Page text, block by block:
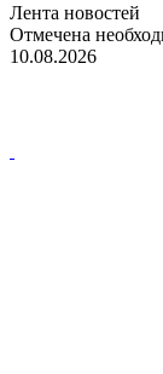
Лента новостей
Отмечена
10.08.2026